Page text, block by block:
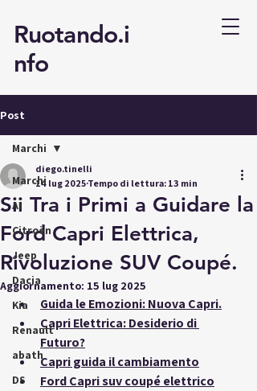
Ruotando.i
nfo
Post
Marchi
AI
Citroën
Jeep
Dacia
Kia
Renault
abath
DS
Marchi
Sii Tra i Primi a Guidare la
Ford Capri Elettrica,
Rivoluzione SUV Coupé.
diego.tinelli
14 lug 2025Tempo di lettura: 13 min
Aggiornamento: 15 lug 2025
Guida le Emozioni: Nuova Capri.
Capri Elettrica: Desiderio di
Futuro?
Capri guida il cambiamento
Ford Capri suv coupé elettrico